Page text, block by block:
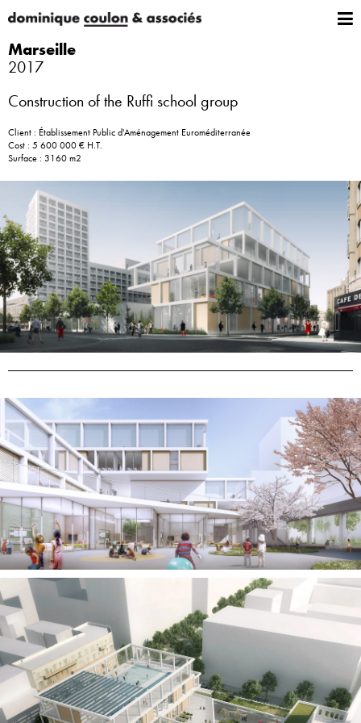
Marseille
2017
Construction of the Ruffi school group
Client : Établissement Public d'Aménagement Euroméditerranée
Cost : 5 600 000 € H.T.
Surface : 3160 m2